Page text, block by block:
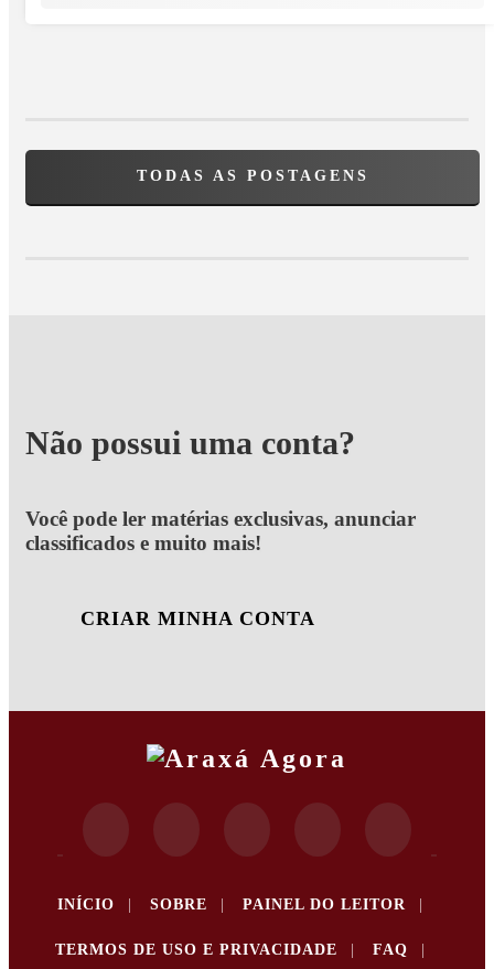
TODAS AS POSTAGENS
Não possui uma conta?
Você pode ler matérias exclusivas, anunciar
classificados e muito mais!
CRIAR MINHA CONTA
INÍCIO SOBRE PAINEL DO LEITOR
TERMOS DE USO E PRIVACIDADE FAQ